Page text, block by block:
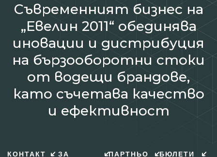
Съвременният бизнес на
„Евелин 2011“ обединява
иновации и дистрибуция
на бързооборотни стоки
от водещи брандове,
като съчетава качество
и ефективност
КОНТАКТ
ЗА
ПАРТНЬО
БЮЛЕТИ